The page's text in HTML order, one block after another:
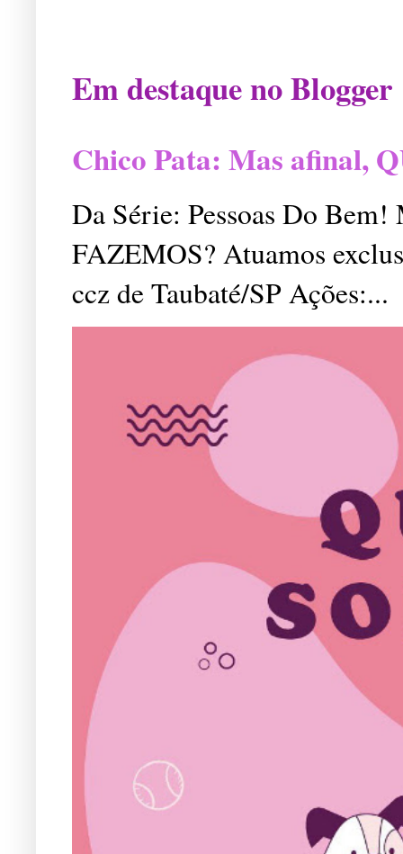
Em destaque no Blogger
Chico Pata: Mas afinal,
Da Série: Pessoas Do
FAZEMOS? Atuamos
ccz de Taubaté/SP Ações:...